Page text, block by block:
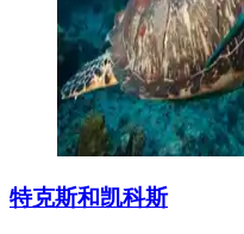
特克斯和凯科斯